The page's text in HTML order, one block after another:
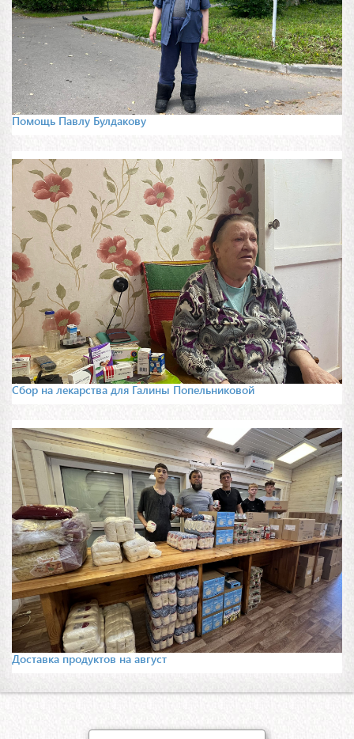
Помощь Павлу Булдакову
Сбор на лекарства для Галины Попельниковой
Доставка продуктов на август